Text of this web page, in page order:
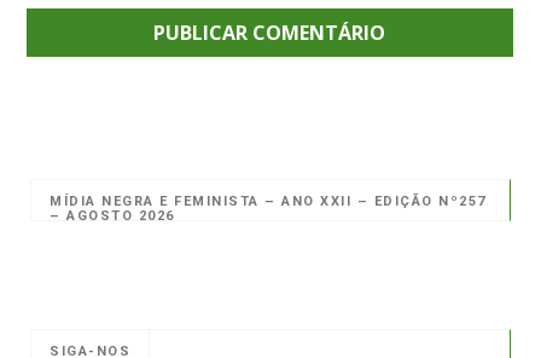
MÍDIA NEGRA E FEMINISTA – ANO XXII – EDIÇÃO Nº257
– AGOSTO 2026
SIGA-NOS